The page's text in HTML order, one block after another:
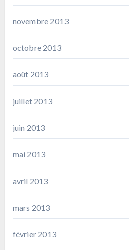
novembre 2013
octobre 2013
août 2013
juillet 2013
juin 2013
mai 2013
avril 2013
mars 2013
février 2013